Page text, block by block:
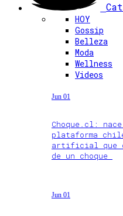
HOY
Gossip
Belleza
Moda
Wellness
Videos
Jun 01
Choque.cl:
plataforma
artificial que
de un choque
Jun 01